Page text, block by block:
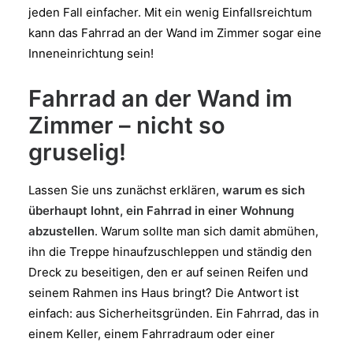
jeden Fall einfacher. Mit ein wenig Einfallsreichtum
kann das Fahrrad an der Wand im Zimmer sogar eine
Inneneinrichtung sein!
Fahrrad an der Wand im
Zimmer – nicht so
gruselig!
Lassen Sie uns zunächst erklären, warum es sich
überhaupt lohnt, ein Fahrrad in einer Wohnung
abzustellen. Warum sollte man sich damit abmühen,
ihn die Treppe hinaufzuschleppen und ständig den
Dreck zu beseitigen, den er auf seinen Reifen und
seinem Rahmen ins Haus bringt? Die Antwort ist
einfach: aus Sicherheitsgründen. Ein Fahrrad, das in
einem Keller, einem Fahrradraum oder einer